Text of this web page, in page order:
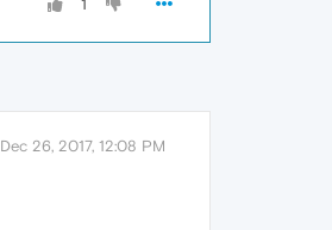
1
Dec 26, 2017, 12:08 PM